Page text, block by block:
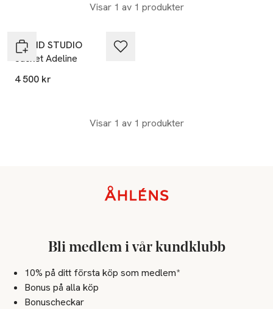
Visar 1 av 1 produkter
STAND STUDIO
Jacket Adeline
4 500 kr
Visar 1 av 1 produkter
Bli medlem i vår kundklubb
10% på ditt första köp som medlem*
Bonus på alla köp
Bonuscheckar